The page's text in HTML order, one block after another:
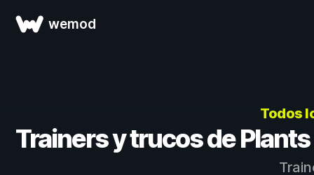
wemod
Todos
Trainers y trucos de